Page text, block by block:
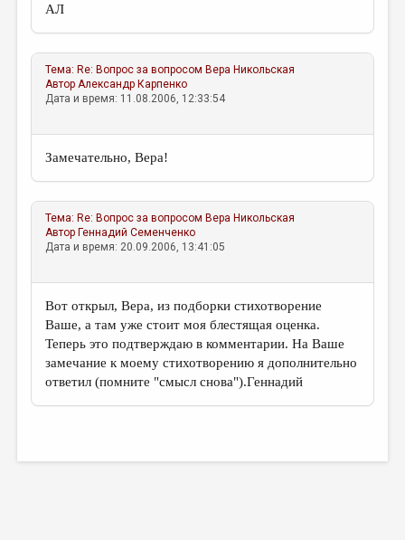
АЛ
Тема: Re: Вопрос за вопросом Вера Никольская
АвторАлександр Карпенко
Дата и время: 11.08.2006, 12:33:54
Замечательно, Вера!
Тема: Re: Вопрос за вопросом Вера Никольская
Автор Геннадий Семенченко
Дата и время: 20.09.2006, 13:41:05
Вот открыл, Вера, из подборки стихотворение
Ваше, а там уже стоит моя блестящая оценка.
Теперь это подтверждаю в комментарии. На Ваше
замечание к моему стихотворению я дополнительно
ответил (помните "смысл снова").Геннадий